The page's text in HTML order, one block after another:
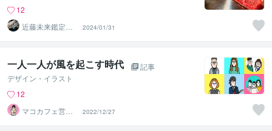
12
近藤未来鑑定
近藤 光 【移転
済】
2024/01/31
一人一人が風を起こす時代
記事
デザイン・イラスト
12
マコカフェ営業
中（イラストレ
ーター）
2022/12/27